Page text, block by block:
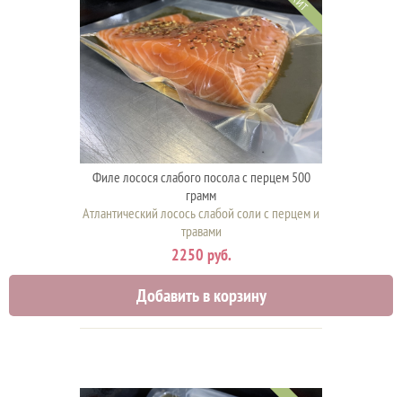
Филе лосося слабого посола с перцем 500
грамм
Атлантический лосось слабой соли с перцем и
травами
2250 руб.
Добавить в корзину